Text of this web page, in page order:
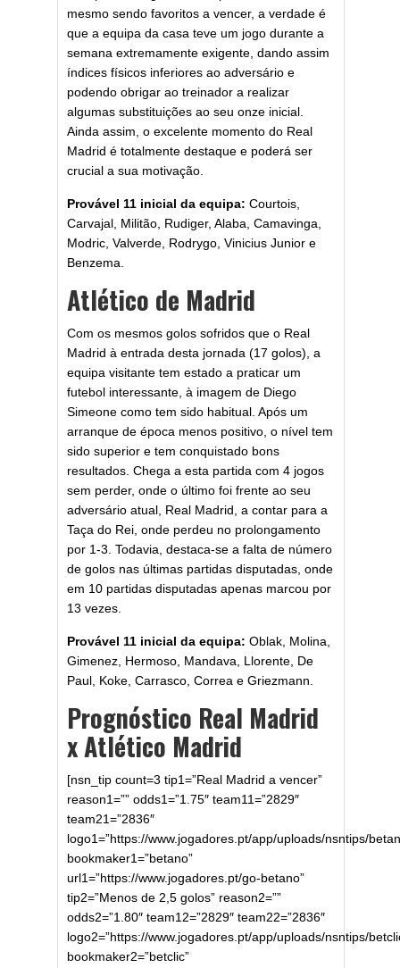
mesmo sendo favoritos a vencer, a verdade é
que a equipa da casa teve um jogo durante a
semana extremamente exigente, dando assim
índices físicos inferiores ao adversário e
podendo obrigar ao treinador a realizar
algumas substituições ao seu onze inicial.
Ainda assim, o excelente momento do Real
Madrid é totalmente destaque e poderá ser
crucial a sua motivação.
Provável 11 inicial da equipa: Courtois,
Carvajal, Militão, Rudiger, Alaba, Camavinga,
Modric, Valverde, Rodrygo, Vinicius Junior e
Benzema.
Atlético de Madrid
Com os mesmos golos sofridos que o Real
Madrid à entrada desta jornada (17 golos), a
equipa visitante tem estado a praticar um
futebol interessante, à imagem de Diego
Simeone como tem sido habitual. Após um
arranque de época menos positivo, o nível tem
sido superior e tem conquistado bons
resultados. Chega a esta partida com 4 jogos
sem perder, onde o último foi frente ao seu
adversário atual, Real Madrid, a contar para a
Taça do Rei, onde perdeu no prolongamento
por 1-3. Todavia, destaca-se a falta de número
de golos nas últimas partidas disputadas, onde
em 10 partidas disputadas apenas marcou por
13 vezes.
Provável 11 inicial da equipa: Oblak, Molina,
Gimenez, Hermoso, Mandava, Llorente, De
Paul, Koke, Carrasco, Correa e Griezmann.
Prognóstico Real Madrid
x Atlético Madrid
[nsn_tip count=3 tip1=”Real Madrid a vencer”
reason1=”” odds1=”1.75″ team11=”2829″
team21=”2836″
logo1=”https://www.jogadores.pt/app/uploads/nsntips/
bookmaker1=”betano”
url1=”https://www.jogadores.pt/go-betano”
tip2=”Menos de 2,5 golos” reason2=””
odds2=”1.80″ team12=”2829″ team22=”2836″
logo2=”https://www.jogadores.pt/app/uploads/nsntips/
bookmaker2=”betclic”